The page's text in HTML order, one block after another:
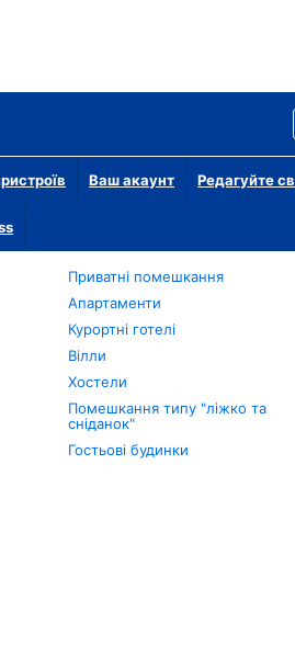
Ваш акаунт Редагуйте
Приватні помешкання
Апартаменти
Курортні готелі
Вілли
Хостели
Помешкання типу "ліжко та
сніданок"
Гостьові будинки